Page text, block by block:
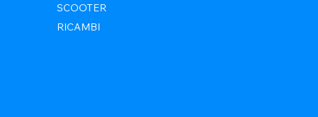
SCOOTER
RICAMBI